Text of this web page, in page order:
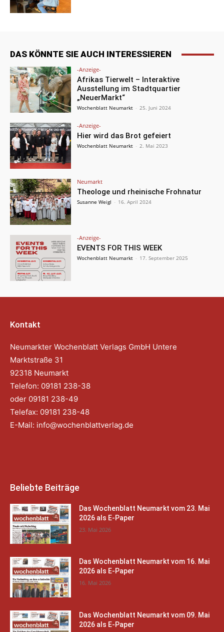
DAS KÖNNTE SIE AUCH INTERESSIEREN
-Anzeige-
Afrikas Tierwelt – Interaktive
Ausstellung im Stadtquartier
„NeuerMarkt“
Wochenblatt Neumarkt - 25. Juni 2024
-Anzeige-
Hier wird das Brot gefeiert
Wochenblatt Neumarkt - 2. Mai 2023
Neumarkt
Theologe und rheinische Frohnatur
Susanne Weigl - 16. April 2024
-Anzeige-
EVENTS FOR THIS WEEK
Wochenblatt Neumarkt - 17. September 2025
Kontakt
Neumarkter Wochenblatt Verlags GmbH Untere
Marktstraße 31
92318 Neumarkt
Telefon: 09181 238-38
oder 09181 238-49
Telefax: 09181 238-48
E-Mail: info@wochenblattverlag.de
Beliebte Beiträge
Das Wochenblatt Neumarkt vom 23. Mai
2026 als E-Paper
23. Mai 2026
Das Wochenblatt Neumarkt vom 16. Mai
2026 als E-Paper
16. Mai 2026
Das Wochenblatt Neumarkt vom 09. Mai
2026 als E-Paper